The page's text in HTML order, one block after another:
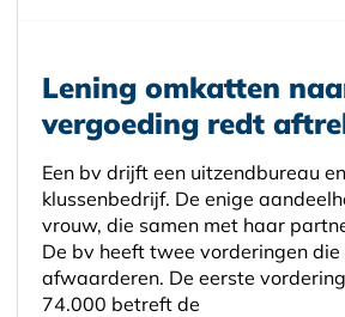
Lening omkatten
vergoeding redt
Een bv drijft een uitzendbureau
klussenbedrijf. De enige
vrouw, die samen met haar
De bv heeft twee vorderingen
afwaarderen. De eerste
74.000 betreft de